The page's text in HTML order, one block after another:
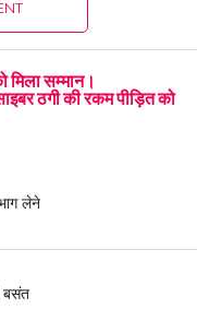
मिला सम्मान।
ठगी की रकम पीड़ित को
लेने
बसंत